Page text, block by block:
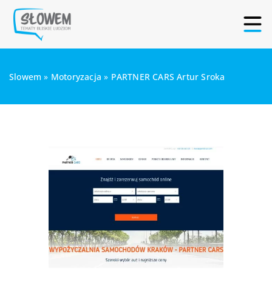
Slowem » Motoryzacja » PARTNER CARS Artur Sroka